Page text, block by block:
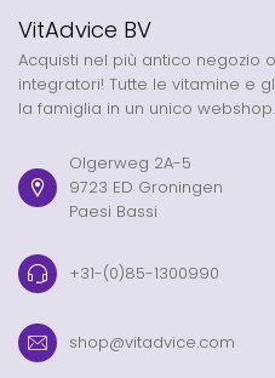
VitAdvice BV
Acquisti nel più antico negozio
integratori! Tutte le vitamine e
la famiglia in un unico webshop.
Olgerweg 2A-5
9723 ED Groningen
Paesi Bassi
+31-(0)85-1300990
shop@vitadvice.com